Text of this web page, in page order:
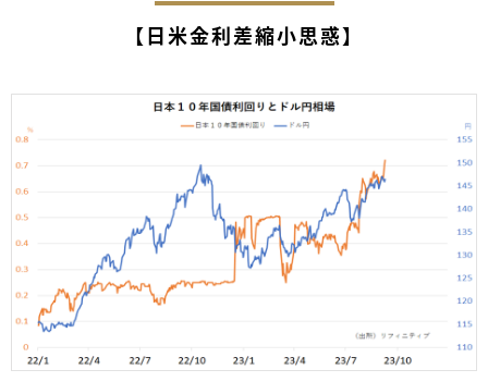
【日米金利差縮小思惑】